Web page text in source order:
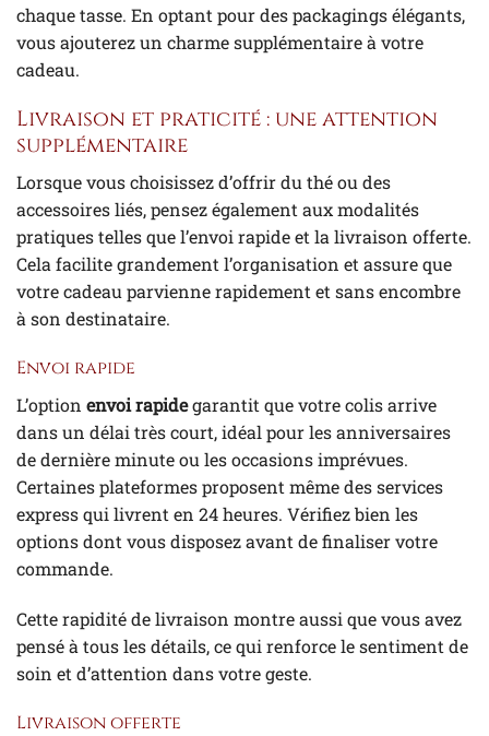
chaque tasse. En optant pour des packagings élégants,
vous ajouterez un charme supplémentaire à votre
cadeau.
Livraison et praticité : une attention
supplémentaire
Lorsque vous choisissez d’offrir du thé ou des
accessoires liés, pensez également aux modalités
pratiques telles que l’envoi rapide et la livraison offerte.
Cela facilite grandement l’organisation et assure que
votre cadeau parvienne rapidement et sans encombre
à son destinataire.
Envoi rapide
L’option envoi rapidegarantit que votre colis arrive
dans un délai très court, idéal pour les anniversaires
de dernière minute ou les occasions imprévues.
Certaines plateformes proposent même des services
express qui livrent en 24 heures. Vérifiez bien les
options dont vous disposez avant de finaliser votre
commande.
Cette rapidité de livraison montre aussi que vous avez
pensé à tous les détails, ce qui renforce le sentiment de
soin et d’attention dans votre geste.
Livraison offerte